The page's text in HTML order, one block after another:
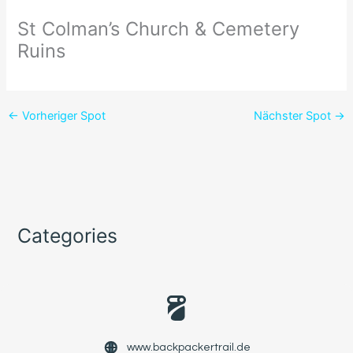
St Colman’s Church & Cemetery
Ruins
← Vorheriger Spot Nächster Spot →
Categories
www.backpackertrail.de